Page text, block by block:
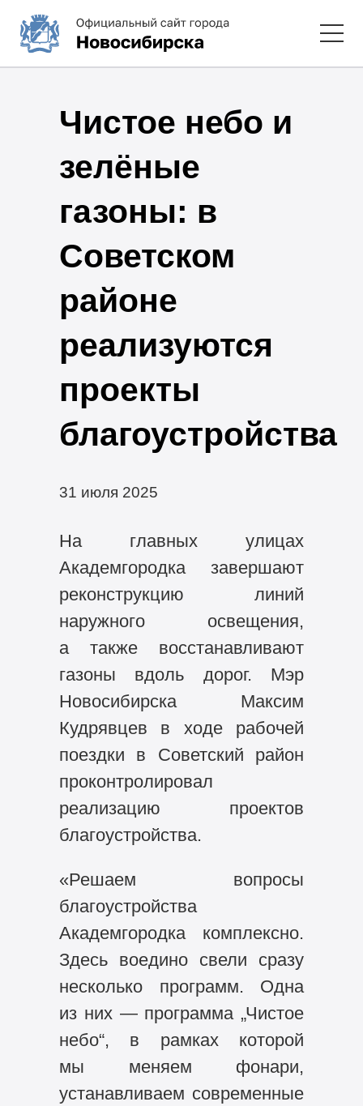
Чистое небо и
зелёные
газоны: в
Советском
районе
реализуются
проекты
благоустройства
31 июля 2025
На главных улицах
Академгородка завершают
реконструкцию линий
наружного освещения,
а также восстанавливают
газоны вдоль дорог. Мэр
Новосибирска Максим
Кудрявцев в ходе рабочей
поездки в Советский район
проконтролировал
реализацию проектов
благоустройства.
«Решаем вопросы
благоустройства
Академгородка комплексно.
Здесь воедино свели сразу
несколько программ. Одна
из них — программа „Чистое
небо“, в рамках которой
мы меняем фонари,
устанавливаем современные